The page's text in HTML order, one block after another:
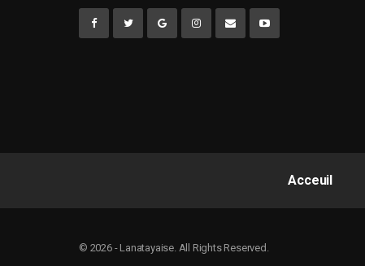
Acceuil
© 2026 - Lanatayaise. All Rights Reserved.